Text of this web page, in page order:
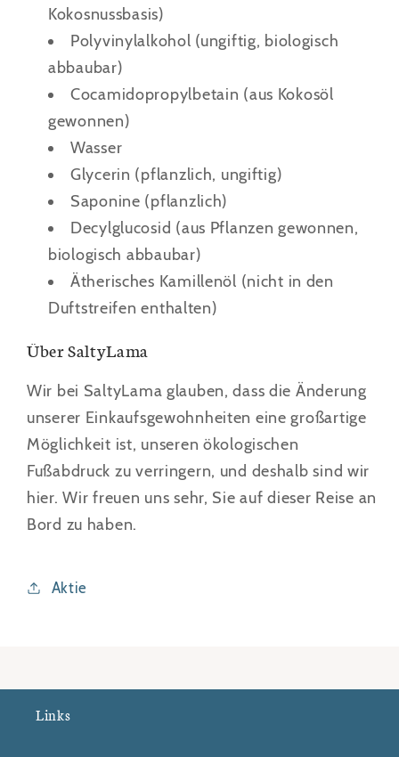
Kokosnussbasis)
Polyvinylalkohol (ungiftig, biologisch
abbaubar)
Cocamidopropylbetain (aus Kokosöl
gewonnen)
Wasser
Glycerin (pflanzlich, ungiftig)
Saponine (pflanzlich)
Decylglucosid (aus Pflanzen gewonnen,
biologisch abbaubar)
Ätherisches Kamillenöl (nicht in den
Duftstreifen enthalten)
Über SaltyLama
Wir bei SaltyLama glauben, dass die Änderung
unserer Einkaufsgewohnheiten eine großartige
Möglichkeit ist, unseren ökologischen
Fußabdruck zu verringern, und deshalb sind wir
hier. Wir freuen uns sehr, Sie auf dieser Reise an
Bord zu haben.
Aktie
Links